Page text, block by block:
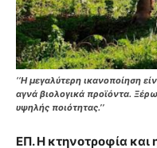
‘‘Η μεγαλύτερη ικανοποίηση
αγνά βιολογικά προϊόντα.
υψηλής ποιότητας.’’
ΕΠ. Η κτηνοτροφία και